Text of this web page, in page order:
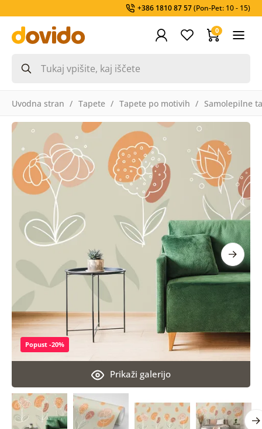
+386 1810 87 57(Pon-Pet: 10 - 15)
0
Uvodna stran Tapete Tapete po motivih Samolepilne
Prikaži galerijo
Popust -20%